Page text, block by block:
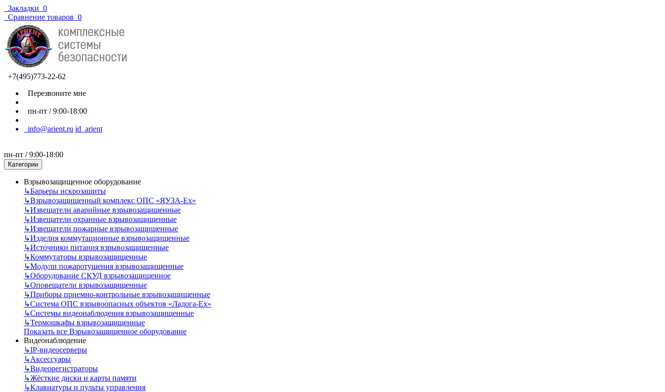
Закладки 0
Сравнение товаров 0
+7(495)773-22-62
Перезвоните мне
пн-пт / 9:00-18:00
info@arient.ru id_arient
пн-пт / 9:00-18:00
Категории
Взрывозащищенное оборудование
↳Барьеры искрозащиты
↳Взрывозащищенный комплекс ОПС «ЯУЗА-Ех»
↳Извещатели аварийные взрывозащищенные
↳Извещатели охранные взрывозащищенные
↳Извещатели пожарные взрывозащищенные
↳Изделия коммутационные взрывозащищенные
↳Источники питания взрывозащищенные
↳Коммутаторы взрывозащищенные
↳Модули пожаротушения взрывозащищенные
↳Оборудование СКУД взрывозащищенное
↳Оповещатели взрывозащищенные
↳Приборы приемно-контрольные взрывозащищенные
↳Система ОПС взрывоопасных объектов «Ладога-Ex»
↳Системы видеонаблюдения взрывозащищенные
↳Термошкафы взрывозащищенные
Показать все Взрывозащищенное оборудование
Видеонаблюдение
↳IP-видеосерверы
↳Аксессуары
↳Видеорегистраторы
↳Жёсткие диски и карты памяти
↳Клавиатуры и пульты управления